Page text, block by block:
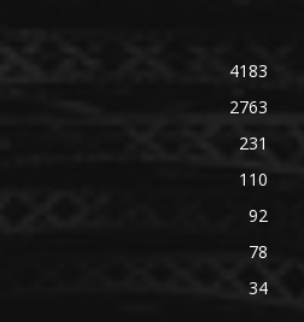
4183
2763
231
110
92
78
34